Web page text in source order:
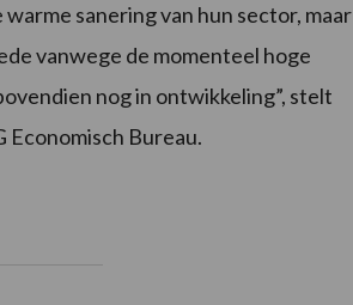
sanering van hun sector, maar
vanwege de momenteel hoge
nog in ontwikkeling”, stelt
Economisch Bureau.